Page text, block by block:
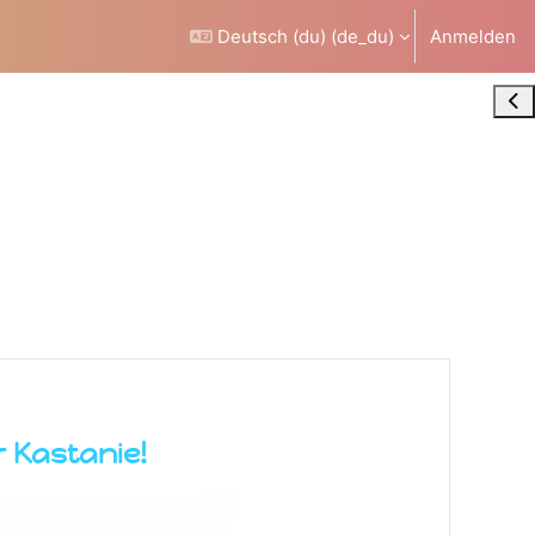
Deutsch (du) ‎(de_du)‎ Anmelden
Kastanie!